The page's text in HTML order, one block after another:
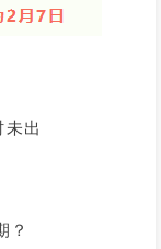
出
？